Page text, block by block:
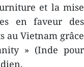
et la mise
en faveur des
au Vietnam grâce
» (Inde pour